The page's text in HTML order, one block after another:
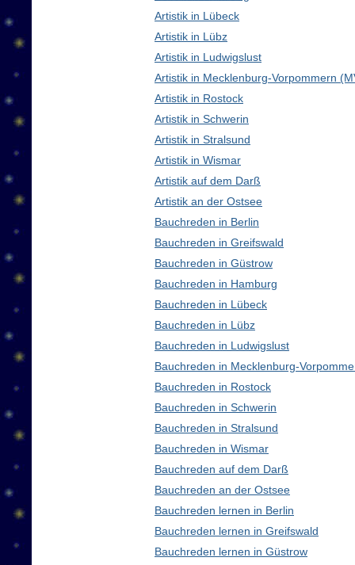
Artistik in Lübeck
Artistik in Lübz
Artistik in Ludwigslust
Artistik in Mecklenburg-Vorpommern
Artistik in Rostock
Artistik in Schwerin
Artistik in Stralsund
Artistik in Wismar
Artistik auf dem Darß
Artistik an der Ostsee
Bauchreden in Berlin
Bauchreden in Greifswald
Bauchreden in Güstrow
Bauchreden in Hamburg
Bauchreden in Lübeck
Bauchreden in Lübz
Bauchreden in Ludwigslust
Bauchreden in Mecklenburg-
Bauchreden in Rostock
Bauchreden in Schwerin
Bauchreden in Stralsund
Bauchreden in Wismar
Bauchreden auf dem Darß
Bauchreden an der Ostsee
Bauchreden lernen in Berlin
Bauchreden lernen in Greifswald
Bauchreden lernen in Güstrow